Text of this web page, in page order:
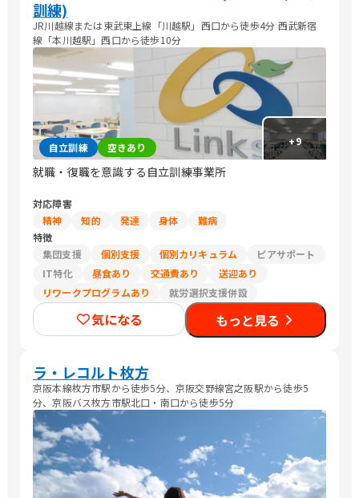
訓練)
JR川越線または東武東上線「川越駅」西口から徒歩4分 西武新宿
線「本川越駅」西口から徒歩10分
+9
自立訓練 空きあり
就職・復職を意識する自立訓練事業所
対応障害
精神
知的 発達 身体
難病
特徴
集団支援
個別支援 個別カリキュラム
ピアサポート
IT特化
昼食あり 交通費あり
送迎あり
リワークプログラムあり
就労選択支援併設
気になる もっと見る
ラ・レコルト枚方
京阪本線枚方市駅から徒歩5分、京阪交野線宮之阪駅から徒歩5
分、京阪バス枚方市駅北口・南口から徒歩5分